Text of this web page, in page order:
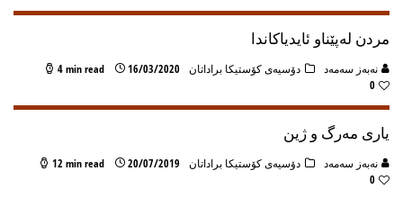
مردن لەپێناو ئایدیاکاندا
نه‌به‌ز سه‌مه‌د دۆسیه‌ی کۆستیکا براداتان 16/03/2020
4 min read
0
یاری مەرگ و ژین
نه‌به‌ز سه‌مه‌د دۆسیه‌ی کۆستیکا براداتان 20/07/2019
12 min read
0